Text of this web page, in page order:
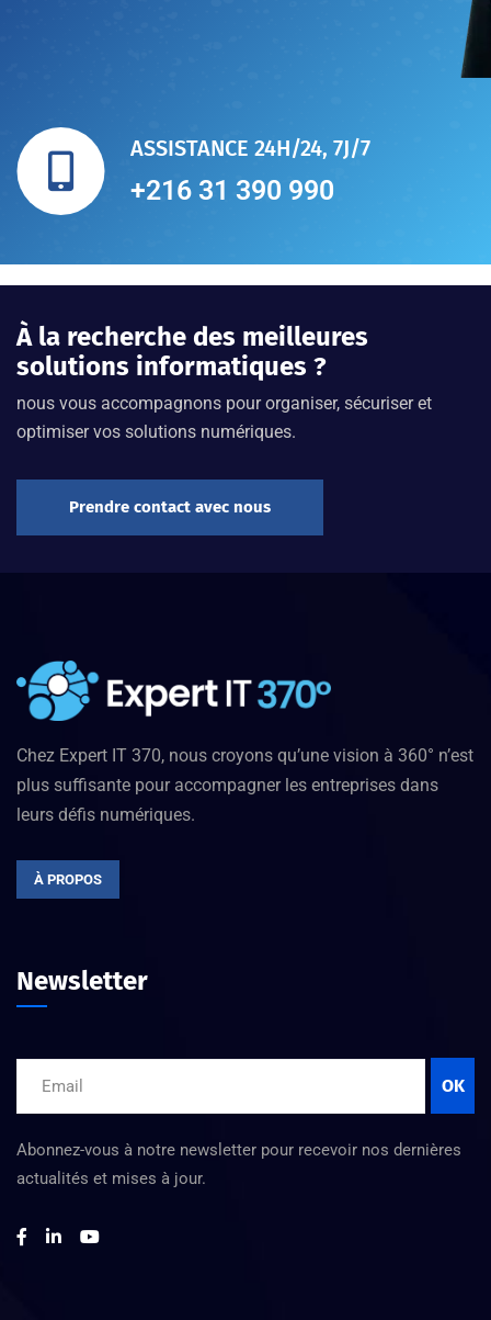
ASSISTANCE 24H/24, 7J/7
+216 31 390 990
À la recherche des meilleures
solutions informatiques ?
nous vous accompagnons pour organiser, sécuriser et
optimiser vos solutions numériques.
Prendre contact avec nous
Chez Expert IT 370, nous croyons qu’une vision à 360° n’est
plus suffisante pour accompagner les entreprises dans
leurs défis numériques.
À PROPOS
Newsletter
OK
Abonnez-vous à notre newsletter pour recevoir nos dernières
actualités et mises à jour.